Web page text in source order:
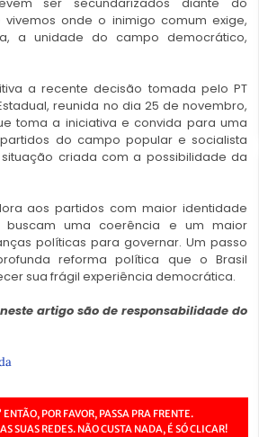
onde o inimigo comum exige,
a unidade do campo democrático,
a recente decisão tomada pelo PT
reunida no dia 25 de novembro,
toma a iniciativa e convida para uma
do campo popular e socialista
criada com a possibilidade da
aos partidos com maior identidade
uma coerência e um maior
políticas para governar. Um passo
reforma política que o Brasil
sua frágil experiência democrática.
artigo são de responsabilidade do
POR FAVOR, PASSA PRA FRENTE.
SUAS REDES. NÃO CUSTA NADA, É SÓ CLICAR!